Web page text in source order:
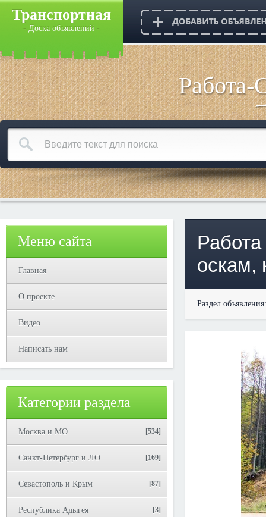
Транспортная
- Доска объявлений -
Меню сайта
Главная
О проекте
Видео
Написать нам
Категории раздела
Москва и МО [534]
Санкт-Петербург и ЛО [169]
Севастополь и Крым [87]
Республика Адыгея [3]
оскам,
Раздел